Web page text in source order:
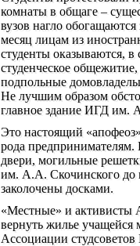
комнаты в общаге –
вузов нагло
месяц лицам из
студенты оказываются,
студенческое
подпольные
Не лучшим образом
главное здание ИГД им.
Это настоящий
рода
двери, могильные
им. А.А. Скочинского до
заколочены досками.
«Местные» и активисты
вернуть жилье учащейся
Ассоциации студсоветов